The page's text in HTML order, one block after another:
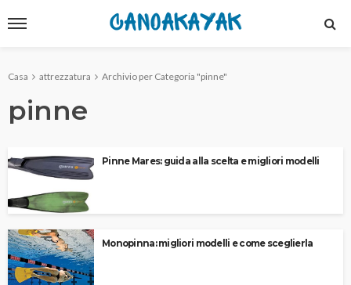
Casa attrezzatura Archivio per Categoria "pinne"
pinne
Pinne Mares: guida alla scelta e migliori modelli
Monopinna: migliori modelli e come sceglierla